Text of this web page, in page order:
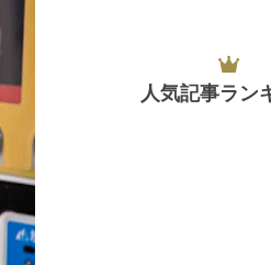
人気記事ラン